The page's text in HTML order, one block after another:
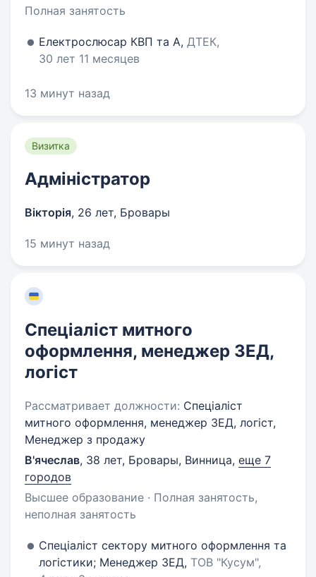
Полная занятость
Електрослюсар КВП та А, ДТЕК,
30 лет 11 месяцев
13 минут назад
Визитка
Адміністратор
Вікторія, 26 лет, Бровары
15 минут назад
Спеціаліст митного
оформлення, менеджер ЗЕД,
логіст
Рассматривает должности: Спеціаліст
митного оформлення, менеджер ЗЕД, логіст,
Менеджер з продажу
В'ячеслав, 38 лет, Бровары, Винница, еще 7
городов
Высшее образование · Полная занятость,
неполная занятость
Спеціаліст сектору митного оформлення та
логістики; Менеджер ЗЕД, ТОВ "Кусум",